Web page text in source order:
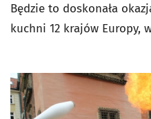
Będzie to doskonała
kuchni 12 krajów Europy,